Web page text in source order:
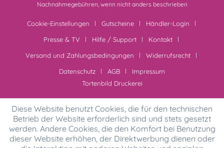
Nachnahmegebühren, wenn nicht anders beschrieben
Cookie-Einstellungen Gutscheine
Händler-Login
Presse & TV
Hilfe / Support
Kontakt
Versand und Zahlungsbedingungen
Widerrufsrecht
Datenschutz
AGB
Impressum
Tortenbild Druckerei
Diese Website benutzt Cookies, die für den technischen
Betrieb der Website erforderlich sind und stets gesetzt
werden. Andere Cookies, die den Komfort bei Benutzung
dieser Website erhöhen, der Direktwerbung dienen oder